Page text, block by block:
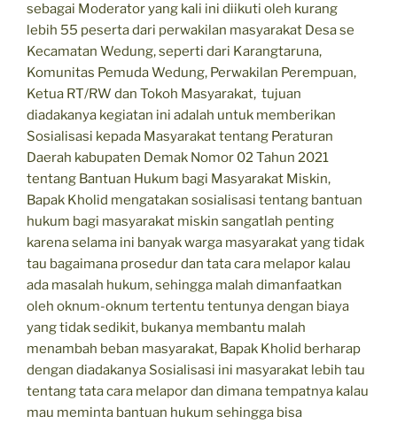
sebagai Moderator yang kali ini diikuti oleh kurang
lebih 55 peserta dari perwakilan masyarakat Desa se
Kecamatan Wedung, seperti dari Karangtaruna,
Komunitas Pemuda Wedung, Perwakilan Perempuan,
Ketua RT/RW dan Tokoh Masyarakat, tujuan
diadakanya kegiatan ini adalah untuk memberikan
Sosialisasi kepada Masyarakat tentang Peraturan
Daerah kabupaten Demak Nomor 02 Tahun 2021
tentang Bantuan Hukum bagi Masyarakat Miskin,
Bapak Kholid mengatakan sosialisasi tentang bantuan
hukum bagi masyarakat miskin sangatlah penting
karena selama ini banyak warga masyarakat yang tidak
tau bagaimana prosedur dan tata cara melapor kalau
ada masalah hukum, sehingga malah dimanfaatkan
oleh oknum-oknum tertentu tentunya dengan biaya
yang tidak sedikit, bukanya membantu malah
menambah beban masyarakat, Bapak Kholid berharap
dengan diadakanya Sosialisasi ini masyarakat lebih tau
tentang tata cara melapor dan dimana tempatnya kalau
mau meminta bantuan hukum sehingga bisa